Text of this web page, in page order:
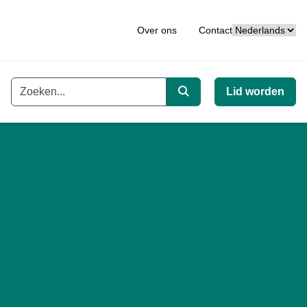
Over ons ContactTaal
Trefwoord
Zoeken
Lid worden